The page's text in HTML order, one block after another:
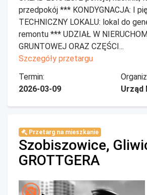
przedpokój *** KONDYGNACJA: I
TECHNICZNY LOKALU: lokal do
remontu *** UDZIAŁ W
GRUNTOWEJ ORAZ CZĘŚCI...
Szczegóły przetargu
Termin:
2026-03-09
Urząd
Przetarg na mieszkanie
Szobiszowice,
GROTTGERA